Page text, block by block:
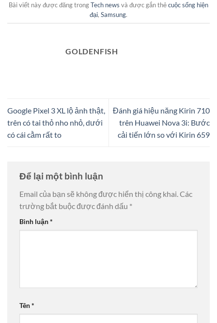
Bài viết này được đăng trongTech news và được gắn thẻcuộc sống hiện
đại, Samsung.
GOLDENFISH
Google Pixel 3 XL lộ ảnh thật,
trên có tai thỏ nho nhỏ, dưới
có cái cằm rất to
Đánh giá hiệu năng Kirin 710
trên Huawei Nova 3i: Bước
cải tiến lớn so với Kirin 659
Để lại một bình luận
Email của bạn sẽ không được hiển thị công khai.Các
trường bắt buộc được đánh dấu *
Bình luận*
Tên*